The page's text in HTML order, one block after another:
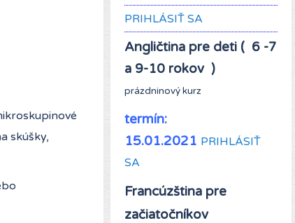
skúšky,
PRIHLÁSIŤ SA
Angličtina pre deti ( 6 -7
a 9-10 rokov )
prázdninový kurz
termín:
15.01.2021 PRIHLÁSIŤ
SA
Francúzština pre
začiatočníkov